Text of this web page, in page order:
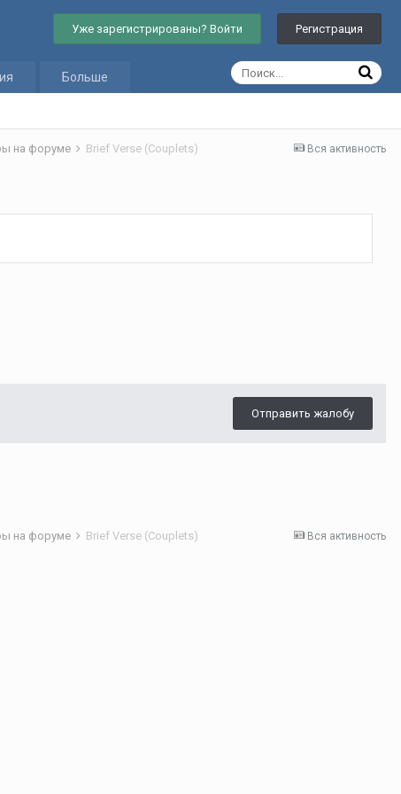
Уже зарегистрированы? Войти Регистрация
Больше
Вся активность
на форуме Brief Verse (Couplets)
Отправить жалобу
Вся активность
на форуме Brief Verse (Couplets)